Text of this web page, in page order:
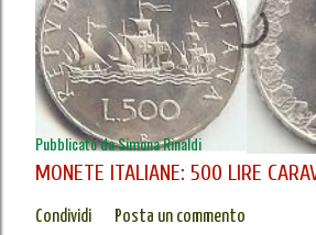
Pubblicato daSimona Rinaldi
MONETE ITALIANE: 500 LIRE
Condividi Posta un commento